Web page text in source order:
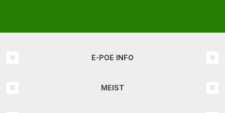
E-POE INFO
MEIST